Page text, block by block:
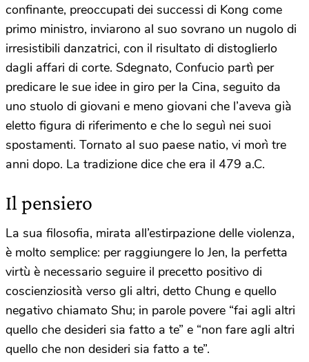
confinante, preoccupati dei successi di Kong come
primo ministro, inviarono al suo sovrano un nugolo di
irresistibili danzatrici, con il risultato di distoglierlo
dagli affari di corte. Sdegnato, Confucio partì per
predicare le sue idee in giro per la Cina, seguito da
uno stuolo di giovani e meno giovani che l’aveva già
eletto figura di riferimento e che lo seguì nei suoi
spostamenti. Tornato al suo paese natio, vi morì tre
anni dopo. La tradizione dice che era il 479 a.C.
Il pensiero
La sua filosofia, mirata all’estirpazione delle violenza,
è molto semplice: per raggiungere lo Jen, la perfetta
virtù è necessario seguire il precetto positivo di
coscienziosità verso gli altri, detto Chung e quello
negativo chiamato Shu; in parole povere “fai agli altri
quello che desideri sia fatto a te” e “non fare agli altri
quello che non desideri sia fatto a te”.